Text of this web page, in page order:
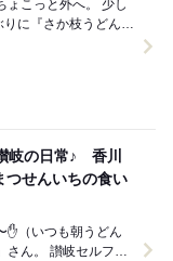
に『さか枝うどん
岐の日常♪ 香川
せんいちの食い